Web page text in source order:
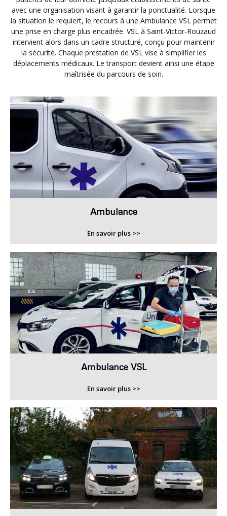
avec une organisation visant à garantir la ponctualité. Lorsque
la situation le requiert, le recours à une Ambulance VSL permet
une prise en charge plus encadrée. VSL à Saint-Victor-Rouzaud
intervient alors dans un cadre structuré, conçu pour maintenir
la sécurité. Chaque prestation de VSL vise à simplifier les
déplacements médicaux. Le transport devient ainsi une étape
maîtrisée du parcours de soin.
Ambulance
En savoir plus >>
Ambulance VSL
En savoir plus >>